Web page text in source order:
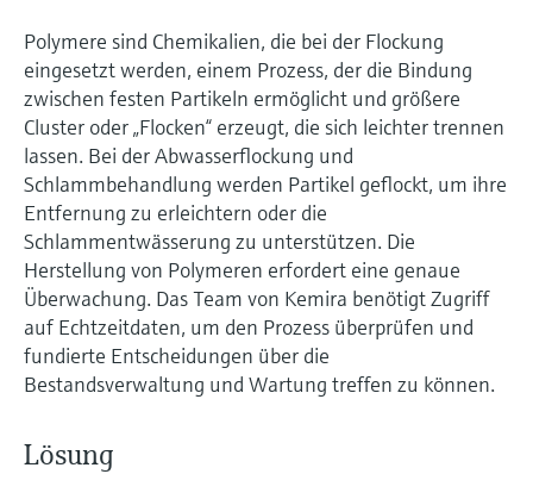
Polymere sind Chemikalien, die bei der Flockung
eingesetzt werden, einem Prozess, der die Bindung
zwischen festen Partikeln ermöglicht und größere
Cluster oder „Flocken“ erzeugt, die sich leichter trennen
lassen. Bei der Abwasserflockung und
Schlammbehandlung werden Partikel geflockt, um ihre
Entfernung zu erleichtern oder die
Schlammentwässerung zu unterstützen. Die
Herstellung von Polymeren erfordert eine genaue
Überwachung. Das Team von Kemira benötigt Zugriff
auf Echtzeitdaten, um den Prozess überprüfen und
fundierte Entscheidungen über die
Bestandsverwaltung und Wartung treffen zu können.
Lösung